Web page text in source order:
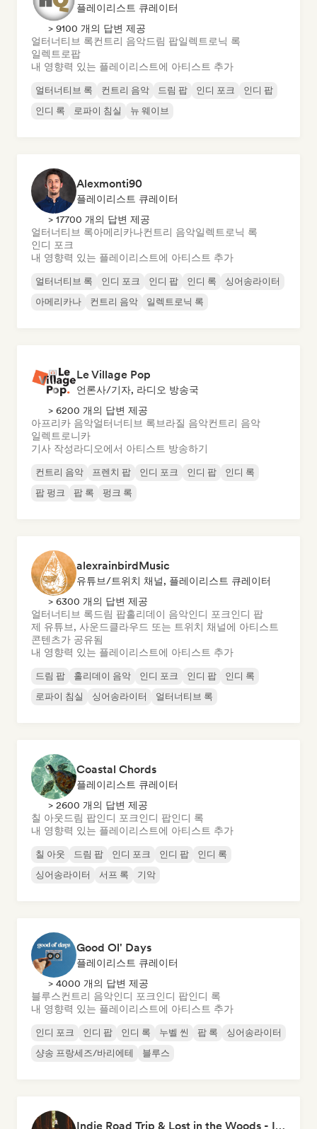
플레이리스트 큐레이터
> 9100 개의 답변 제공
얼터너티브 록컨트리 음악드림 팝일렉트로닉 록
일렉트로팝
내 영향력 있는 플레이리스트에 아티스트 추가
얼터너티브 록 컨트리 음악 드림 팝 인디 포크
인디 팝
인디 록
로파이 침실 뉴 웨이브
Alexmonti90
플레이리스트 큐레이터
> 17700 개의 답변 제공
얼터너티브 록아메리카나컨트리 음악일렉트로닉 록
인디 포크
내 영향력 있는 플레이리스트에 아티스트 추가
얼터너티브 록 인디 포크 인디 팝 인디 록
싱어송라이터
아메리카나
컨트리 음악 일렉트로닉 록
Le Village Pop
언론사/기자, 라디오 방송국
> 6200 개의 답변 제공
아프리카 음악얼터너티브 록브라질 음악컨트리 음악
일렉트로니카
기사 작성라디오에서 아티스트 방송하기
컨트리 음악 프렌치 팝 인디 포크 인디 팝
인디 록
팝 펑크
팝 록 펑크 록
alexrainbirdMusic
유튜브/트위치 채널, 플레이리스트 큐레이터
> 6300 개의 답변 제공
얼터너티브 록드림 팝홀리데이 음악인디 포크인디 팝
제 유튜브, 사운드클라우드 또는 트위치 채널에 아티스트
콘텐츠가 공유됨
내 영향력 있는 플레이리스트에 아티스트 추가
드림 팝 홀리데이 음악 인디 포크 인디 팝
인디 록
로파이 침실
싱어송라이터 얼터너티브 록
Coastal Chords
플레이리스트 큐레이터
> 2600 개의 답변 제공
칠 아웃드림 팝인디 포크인디 팝인디 록
내 영향력 있는 플레이리스트에 아티스트 추가
칠 아웃 드림 팝 인디 포크 인디 팝
인디 록
싱어송라이터
서프 록 기악
Good Ol' Days
플레이리스트 큐레이터
> 4000 개의 답변 제공
블루스컨트리 음악인디 포크인디 팝인디 록
내 영향력 있는 플레이리스트에 아티스트 추가
인디 포크 인디 팝 인디 록 누벨 씬 팝 록
싱어송라이터
샹송 프랑세즈/바리에테
블루스
Indie Road Trip & Lost in the Woods - Indie Folk, Folk Pop, Folk Rock & Singer-Songwriter